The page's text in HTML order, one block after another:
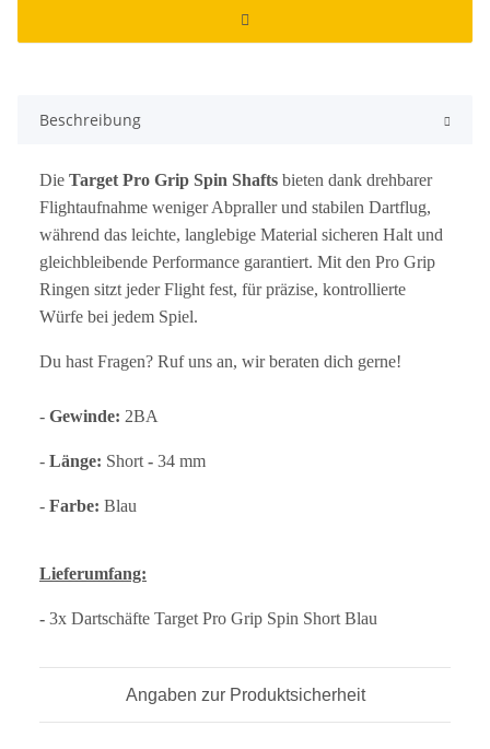
Beschreibung
Die Target Pro Grip Spin Shafts bieten dank drehbarer
Flightaufnahme weniger Abpraller und stabilen Dartflug,
während das leichte, langlebige Material sicheren Halt und
gleichbleibende Performance garantiert. Mit den Pro Grip
Ringen sitzt jeder Flight fest, für präzise, kontrollierte
Würfe bei jedem Spiel.
Du hast Fragen? Ruf uns an, wir beraten dich gerne!
- Gewinde: 2BA
- Länge: Short - 34 mm
- Farbe: Blau
Lieferumfang:
- 3x Dartschäfte Target Pro Grip Spin Short Blau
Angaben zur Produktsicherheit